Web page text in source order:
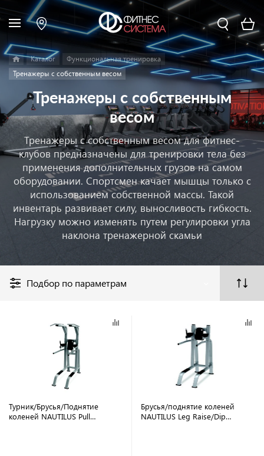
Каталог
Функциональная тренировка
Тренажеры с собственным весом
Тренажеры с собственным
весом
Тренажеры с собственным весом для фитнес-
клубов предназначены для тренировки тела без
применения дополнительных грузов на самом
оборудовании. Спортсмен качает мышцы только с
использованием собственной массы. Такой
инвентарь развивает силу, выносливость гибкость.
Нагрузку можно изменять путем регулировки угла
наклона тренажерной скамьи
Подбор по параметрам
Турник/Брусья/Поднятие
коленей NAUTILUS Pull
Брусья/поднятие коленей
NAUTILUS Leg Raise/Dip